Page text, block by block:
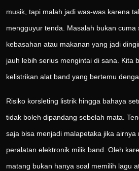
musik, tapi malah jadi was-was karena
mengguyur tenda. Masalah bukan cuma
kebasahan atau makanan yang jadi
jauh lebih serius mengintai di sana. Kita
kelistrikan alat band yang bertemu
Risiko korsleting listrik hingga bahaya
tidak boleh dipandang sebelah mata.
saja bisa menjadi malapetaka jika
peralatan elektronik milik band. Oleh
matang bukan hanya soal memilih lagu